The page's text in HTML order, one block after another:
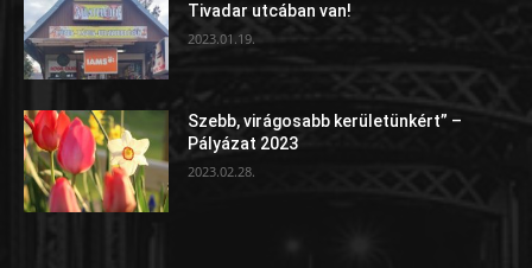
Tivadar utcában van!
2023.01.19.
Szebb, virágosabb kerületünkért” –
Pályázat 2023
2023.02.28.